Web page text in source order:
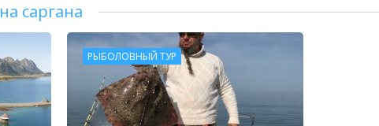
саргана
РЫБОЛОВНЫЙ ТУР